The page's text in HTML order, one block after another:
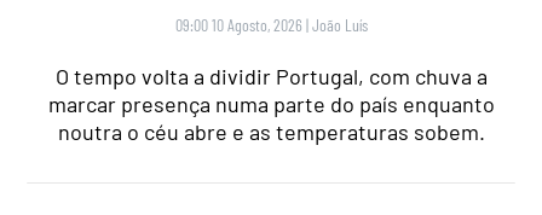
09:00 10 Agosto, 2026 |João Luís
O tempo volta a dividir Portugal, com chuva a
marcar presença numa parte do país enquanto
noutra o céu abre e as temperaturas sobem.